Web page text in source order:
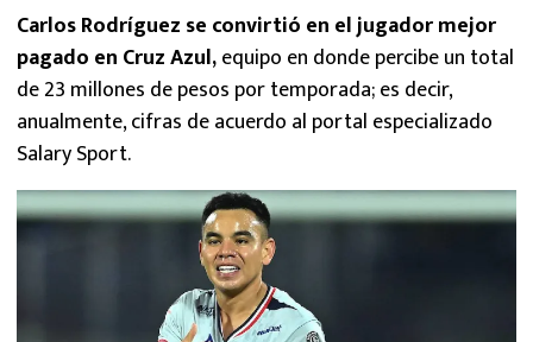
Carlos Rodríguez se convirtió en el jugador mejor
pagado en Cruz Azul,equipo en donde percibe un total
de 23 millones de pesos por temporada; es decir,
anualmente, cifras de acuerdo al portal especializado
Salary Sport.